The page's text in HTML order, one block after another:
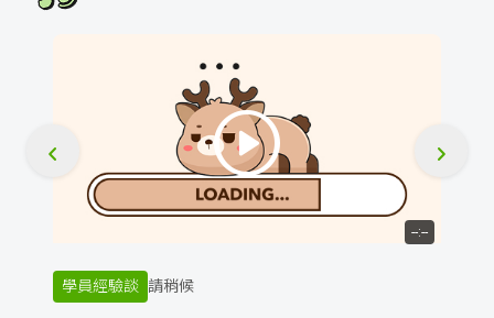
--:--
學員經驗談 請稍候